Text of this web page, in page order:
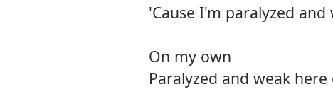
'Cause I'm paralyzed
On my own
Paralyzed and weak